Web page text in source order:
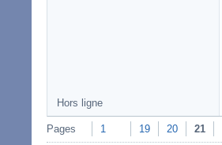
Hors ligne
Pages 1 19 20 21